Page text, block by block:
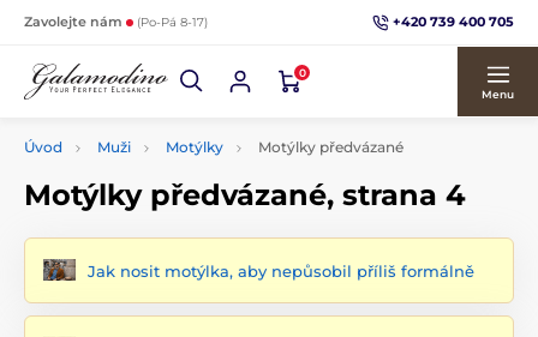
Zavolejte nám (Po-Pá 8-17) +420 739 400 705
0
Menu
Úvod Muži Motýlky Motýlky předvázané
Motýlky předvázané, strana 4
Jak nosit motýlka, aby nepůsobil příliš formálně